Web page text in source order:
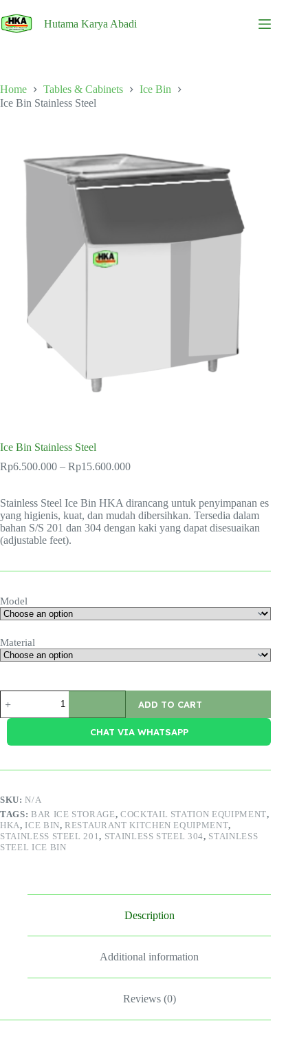
to
content
Hutama Karya Abadi
Home Tables & Cabinets
Ice Bin
Ice Bin Stainless Steel
Ice Bin Stainless Steel
Rp6.500.000 – Rp15.600.000Price
through
Rp15.600.000
Stainless Steel Ice Bin HKA dirancang untuk penyimpanan es
yang higienis, kuat, dan mudah dibersihkan. Tersedia dalam
bahan S/S 201 dan 304 dengan kaki yang dapat disesuaikan
(adjustable feet).
Model
Material
Bin
Stainless
quantity
ADD TO CART
CHAT VIA WHATSAPP
SKU:N/A
TAGS: BAR ICE STORAGE, COCKTAIL STATION EQUIPMENT,
HKA, ICE BIN,RESTAURANT KITCHEN EQUIPMENT,
STAINLESS STEEL 201, STAINLESS STEEL 304, STAINLESS
STEEL ICE BIN
Description
Additional information
Reviews (0)